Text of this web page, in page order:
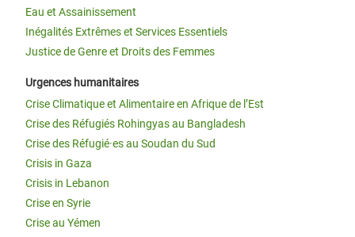
Eau et Assainissement
Inégalités Extrêmes et Services Essentiels
Justice de Genre et Droits des Femmes
Urgences humanitaires
Crise Climatique et Alimentaire en Afrique de l’Est
Crise des Réfugiés Rohingyas au Bangladesh
Crise des Réfugié·es au Soudan du Sud
Crisis in Gaza
Crisis in Lebanon
Crise en Syrie
Crise au Yémen